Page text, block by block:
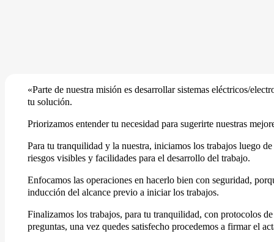
«Parte de nuestra misión es desarrollar sistemas eléctricos/
tu solución.
Priorizamos entender tu necesidad para sugerirte nuestras
Para tu tranquilidad y la nuestra, iniciamos los trabajos luego
riesgos visibles y facilidades para el desarrollo del trabajo.
Enfocamos las operaciones en hacerlo bien con seguridad,
inducción del alcance previo a iniciar los trabajos.
Finalizamos los trabajos, para tu tranquilidad, con protocolos
preguntas, una vez quedes satisfecho procedemos a firmar el